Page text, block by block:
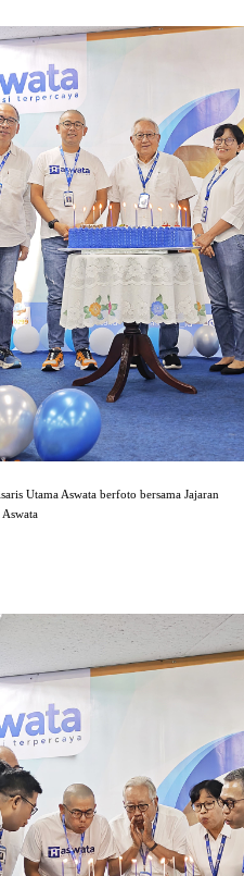
Utama Aswata berfoto bersama Jajaran